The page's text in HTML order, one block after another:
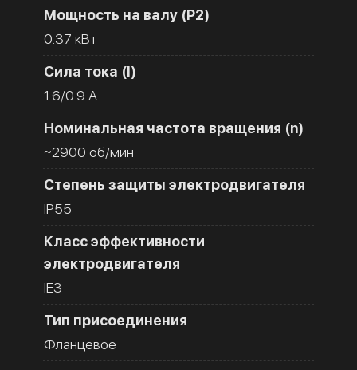
Мощность на валу (Р2)
0.37 кВт
Сила тока (I)
1.6/0.9 A
Номинальная частота вращения (n)
~2900 об/мин
Степень защиты электродвигателя
IP55
Класс эффективности
электродвигателя
IE3
Тип присоединения
Фланцевое